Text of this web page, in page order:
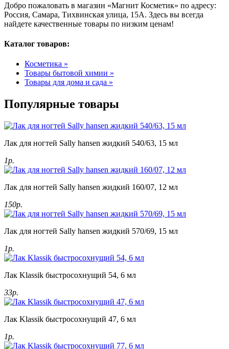
Добро пожаловать в магазин «Магнит Косметик» по адресу:
Россия, Самара, Тихвинская улица, 15А. Здесь вы всегда
найдете качественные товары по низким ценам!
Каталог товаров:
Косметика »
Товары бытовой химии »
Товары для дома и сада »
Популярные товары
Лак для ногтей Sally hansen жидкий 540/63, 15 мл
1р.
Лак для ногтей Sally hansen жидкий 160/07, 12 мл
150р.
Лак для ногтей Sally hansen жидкий 570/69, 15 мл
1р.
Лак Klassik быстросохнущий 54, 6 мл
33р.
Лак Klassik быстросохнущий 47, 6 мл
1р.